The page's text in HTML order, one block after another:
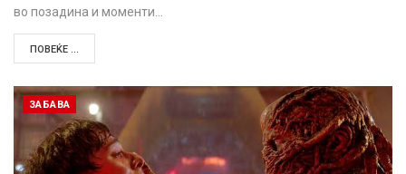
во позадина и моменти…
ПОВЕЌЕ ...
ЗАБАВА